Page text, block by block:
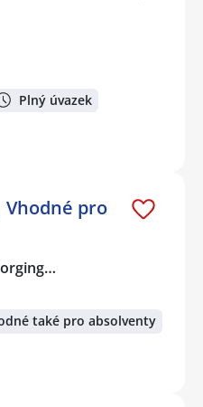
Plný úvazek
pro
také pro absolventy